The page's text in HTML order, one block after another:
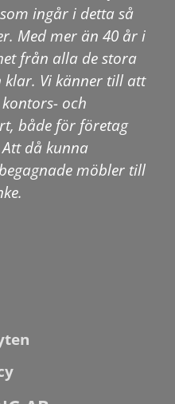
ingår i detta så
Med mer än 40 år i
från alla de stora
Vi känner till att
och
både för företag
då kunna
möbler till